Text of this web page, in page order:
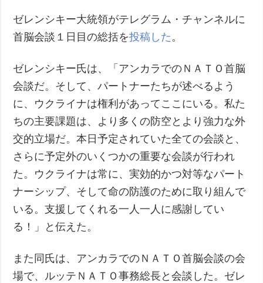
ゼレンシキー大統領がテレグラム・チャンネルに
首脳会談１日目の総括を投稿した。
ゼレンシキー氏は、「アンカラでのＮＡＴＯ首脳
会談だ。そして、パートナーたちが述べるよう
に、ウクライナは権利があってここにいる。私た
ちの主要課題は、より多くの防空とより強力な外
交的立場だ。本日予定されていた全ての会談と、
さらに予定外のいくつかの重要な会談が行われ
た。ウクライナは常に、実効的かつ対等なパート
ナーシップ、そして命の防護のために取り組んで
いる。支援してくれる一人一人に感謝してい
る！」と伝えた。
また同氏は、アンカラでのＮＡＴＯ首脳会談の会
場で、ルッテＮＡＴＯ事務総長と会談した。ゼレ